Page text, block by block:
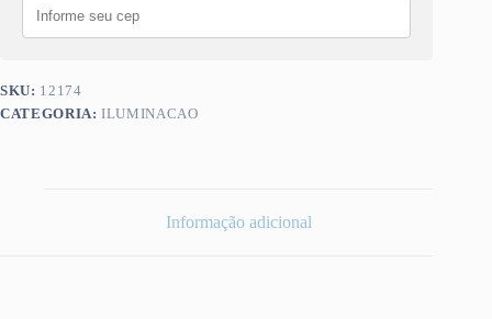
SKU: 12174
CATEGORIA:ILUMINACAO
Informação adicional